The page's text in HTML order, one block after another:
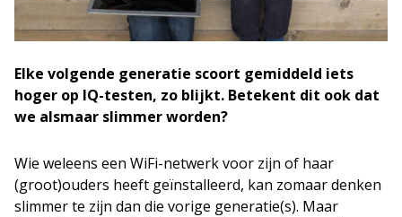
Elke volgende generatie scoort gemiddeld iets
hoger op IQ-testen, zo blijkt. Betekent dit ook dat
we alsmaar slimmer worden?
Wie weleens een WiFi-netwerk voor zijn of haar
(groot)ouders heeft geïnstalleerd, kan zomaar denken
slimmer te zijn dan die vorige generatie(s). Maar